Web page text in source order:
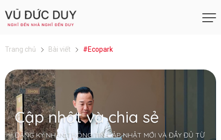
Trang chủ Bài viết #Ecopark
Cập nhật và chia sẻ
ĐĂNG KÝ NHẬN THÔNG TIN CẬP NHẬT MỚI VÀ ĐẦY ĐỦ TỪ